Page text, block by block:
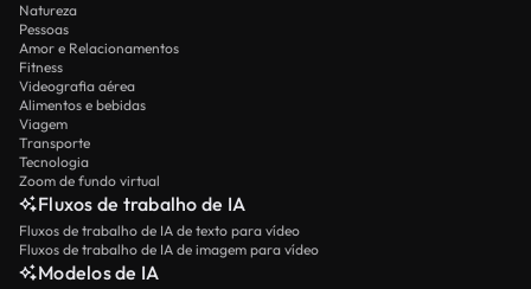
Natureza
Pessoas
Amor e Relacionamentos
Fitness
Videografia aérea
Alimentos e bebidas
Viagem
Transporte
Tecnologia
Zoom de fundo virtual
Fluxos de trabalho de IA
Fluxos de trabalho de IA de texto para vídeo
Fluxos de trabalho de IA de imagem para vídeo
Modelos de IA